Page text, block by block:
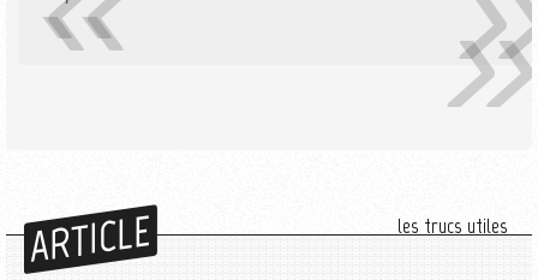
ARTICLE les trucs utiles